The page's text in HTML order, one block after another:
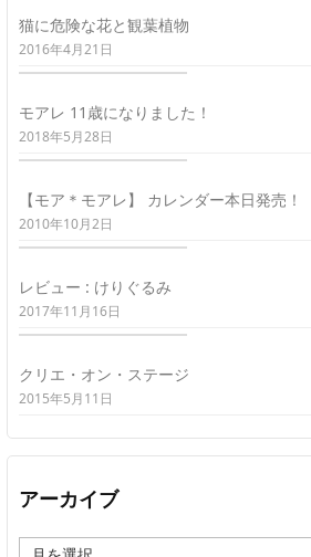
猫に危険な花と観葉植物
2016年4月21日
モアレ 11歳になりました！
2018年5月28日
【モア＊モアレ】 カレンダー本日発売！
2010年10月2日
レビュー : けりぐるみ
2017年11月16日
クリエ・オン・ステージ
2015年5月11日
アーカイブ